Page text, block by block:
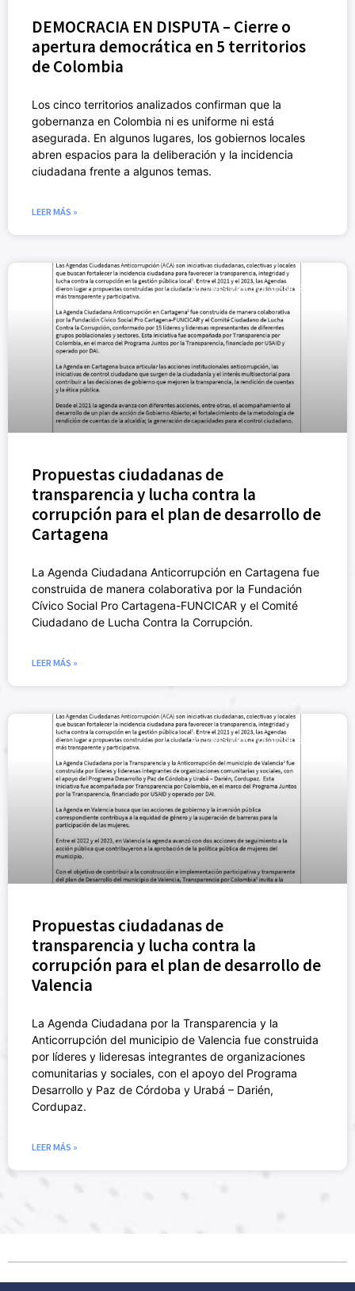
DEMOCRACIA EN DISPUTA – Cierre o
apertura democrática en 5 territorios
de Colombia
Los cinco territorios analizados confirman que la
gobernanza en Colombia ni es uniforme ni está
asegurada. En algunos lugares, los gobiernos locales
abren espacios para la deliberación y la incidencia
ciudadana frente a algunos temas.
LEER MÁS »
ACTIVISMO CÍVICO (NUEVO)
Propuestas ciudadanas de
transparencia y lucha contra la
corrupción para el plan de desarrollo de
Cartagena
La Agenda Ciudadana Anticorrupción en Cartagena fue
construida de manera colaborativa por la Fundación
Cívico Social Pro Cartagena-FUNCICAR y el Comité
Ciudadano de Lucha Contra la Corrupción.
LEER MÁS »
ACTIVISMO CÍVICO (NUEVO)
Propuestas ciudadanas de
transparencia y lucha contra la
corrupción para el plan de desarrollo de
Valencia
La Agenda Ciudadana por la Transparencia y la
Anticorrupción del municipio de Valencia fue construida
por líderes y lideresas integrantes de organizaciones
comunitarias y sociales, con el apoyo del Programa
Desarrollo y Paz de Córdoba y Urabá – Darién,
Cordupaz.
LEER MÁS »